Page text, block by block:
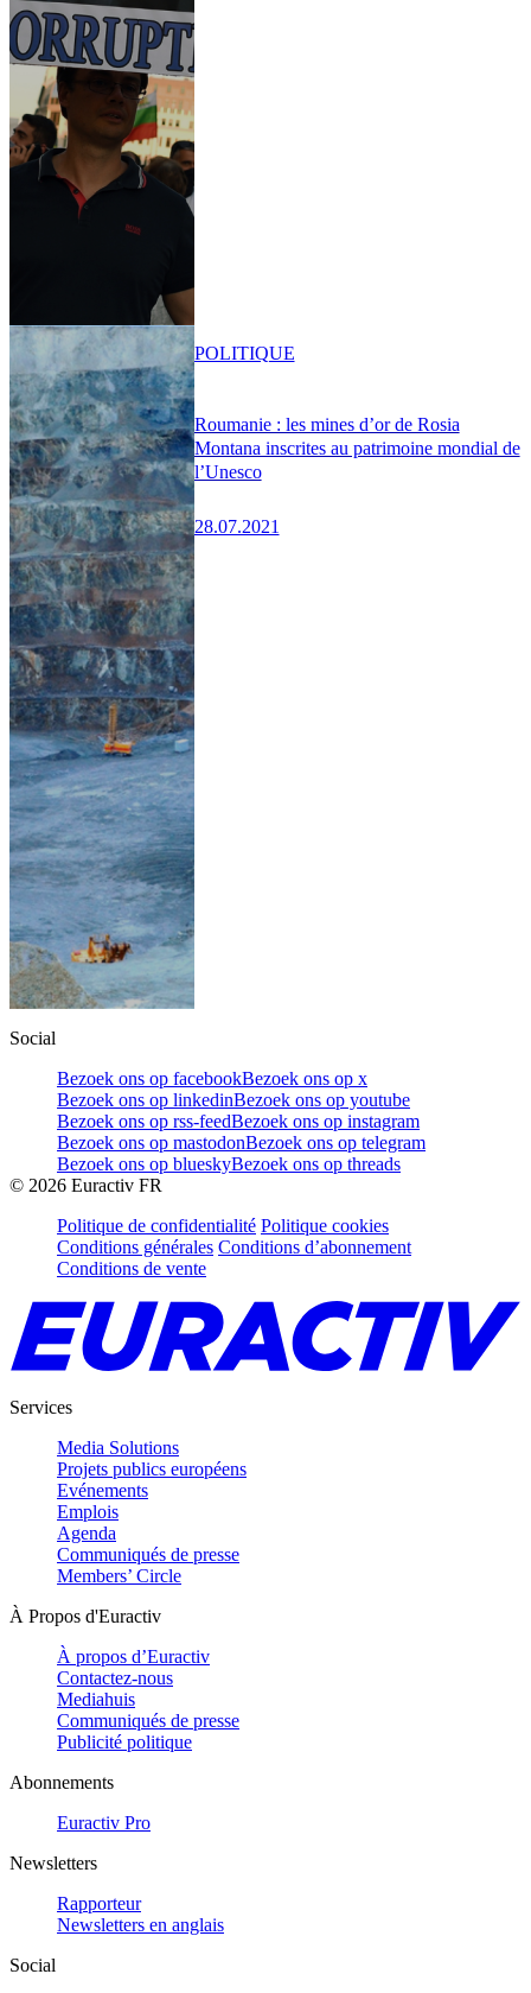
Roumanie : les mines d’or de Rosia
Montana inscrites au patrimoine mondial de
l’Unesco
28.07.2021
POLITIQUE
Social
Bezoek ons op facebookBezoek ons op x
Bezoek ons op linkedinBezoek ons op youtube
Bezoek ons op rss-feedBezoek ons op instagram
Bezoek ons op mastodonBezoek ons op telegram
Bezoek ons op blueskyBezoek ons op threads
© 2026 Euractiv FR
Politique de confidentialité Politique cookies
Conditions générales Conditions d’abonnement
Conditions de vente
Services
Media Solutions
Projets publics européens
Evénements
Emplois
Agenda
Communiqués de presse
Members’ Circle
À Propos d'Euractiv
À propos d’Euractiv
Contactez-nous
Mediahuis
Communiqués de presse
Publicité politique
Abonnements
Euractiv Pro
Newsletters
Rapporteur
Newsletters en anglais
Social